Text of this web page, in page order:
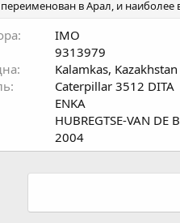
в Арал, и наиболее
IMO
9313979
Kalamkas, Kazakhstan
Caterpillar 3512 DITA
ENKA
HUBREGTSE-VAN DE
2004